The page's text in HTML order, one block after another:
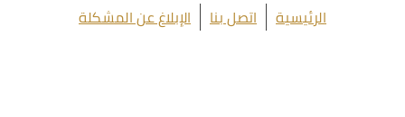
الرئيسية اتصل بنا الإبلاغ عن المشكلة